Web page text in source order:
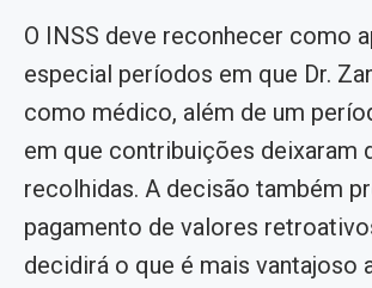
O INSS deve reconhecer como
especial períodos em que Dr.
como médico, além de um
em que contribuições deixaram
recolhidas. A decisão também
pagamento de valores
decidirá o que é mais vantajoso